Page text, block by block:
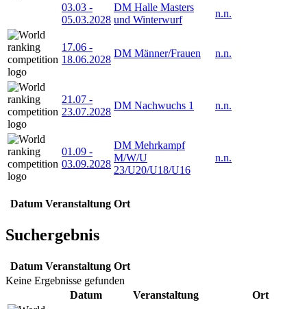
03.03 -
05.03.2028
DM Halle Masters
und Winterwurf
n.n.
17.06 -
18.06.2028
DM Männer/Frauen n.n.
21.07 -
23.07.2028
DM Nachwuchs 1 n.n.
01.09 -
03.09.2028
DM Mehrkampf
M/W/U
23/U20/U18/U16
n.n.
Datum Veranstaltung Ort
Suchergebnis
Datum Veranstaltung Ort
Keine Ergebnisse gefunden
Datum
Veranstaltung Ort